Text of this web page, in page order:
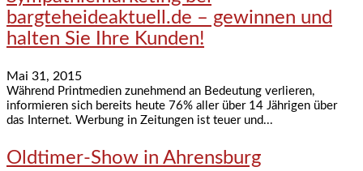
bargteheideaktuell.de – gewinnen und
halten Sie Ihre Kunden!
Mai 31, 2015
Während Printmedien zunehmend an Bedeutung verlieren,
informieren sich bereits heute 76% aller über 14 Jährigen über
das Internet. Werbung in Zeitungen ist teuer und...
Oldtimer-Show in Ahrensburg